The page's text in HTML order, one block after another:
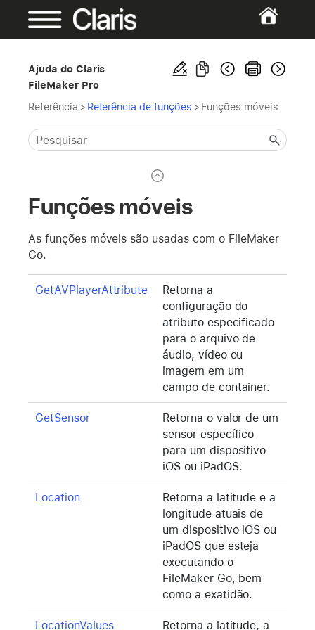
Ajuda do Claris
FileMaker Pro
Referência > Referência de funções > Funções móveis
Funções móveis
As funções móveis são usadas com o FileMaker
Go.
GetAVPlayerAttribute
Retorna a
configuração do
atributo especificado
para o arquivo de
áudio, vídeo ou
imagem em um
campo de container.
GetSensor
Retorna o valor de um
sensor específico
para um dispositivo
iOS ou iPadOS.
Location
Retorna a latitude e a
longitude atuais de
um dispositivo iOS ou
iPadOS que esteja
executando o
FileMaker Go, bem
como a exatidão.
LocationValues Retorna a latitude, a